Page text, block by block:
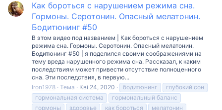
Как бороться с нарушением режима сна.
Гормоны. Серотонин. Опасный мелатонин.
Бодитюнинг #50
В этом видео под названием | Как бороться с нарушением
режима сна. Гормоны. Серотонин. Опасный мелатонин.
Бодитюнинг #50 | я поделился своими соображениями на
тему вреда нарушенного режима сна. Рассказал, к каким
последствиям может привести отсутствие полноценного
сна. Эти последствия, в первую...
Iron1978 Тема Кві 24, 2020 бодитюнинг
глубокий сон
гормональная система
гормональный баланс
гормоны
здоровье как бороться
мелатонин